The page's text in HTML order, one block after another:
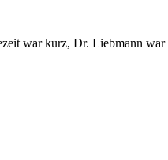
war kurz, Dr. Liebmann war